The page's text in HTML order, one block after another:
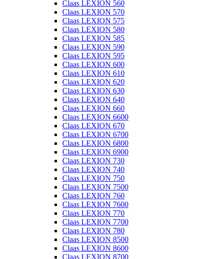
Claas LEXION 560
Claas LEXION 570
Claas LEXION 575
Claas LEXION 580
Claas LEXION 585
Claas LEXION 590
Claas LEXION 595
Claas LEXION 600
Claas LEXION 610
Claas LEXION 620
Claas LEXION 630
Claas LEXION 640
Claas LEXION 660
Claas LEXION 6600
Claas LEXION 670
Claas LEXION 6700
Claas LEXION 6800
Claas LEXION 6900
Claas LEXION 730
Claas LEXION 740
Claas LEXION 750
Claas LEXION 7500
Claas LEXION 760
Claas LEXION 7600
Claas LEXION 770
Claas LEXION 7700
Claas LEXION 780
Claas LEXION 8500
Claas LEXION 8600
Claas LEXION 8700